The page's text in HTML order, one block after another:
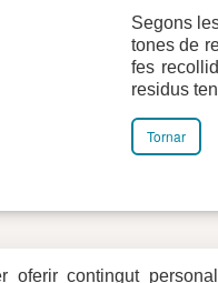
Segons
tones de
fes
residus
Tornar
Plaça del Vi, 1 Contacte
oferir contingut